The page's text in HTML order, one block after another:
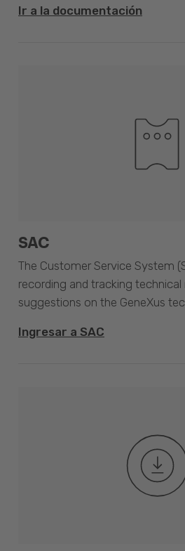
Ir a la documentación
SAC
The Customer Service System
recording and tracking technical
suggestions on the GeneXus
Ingresar a SAC